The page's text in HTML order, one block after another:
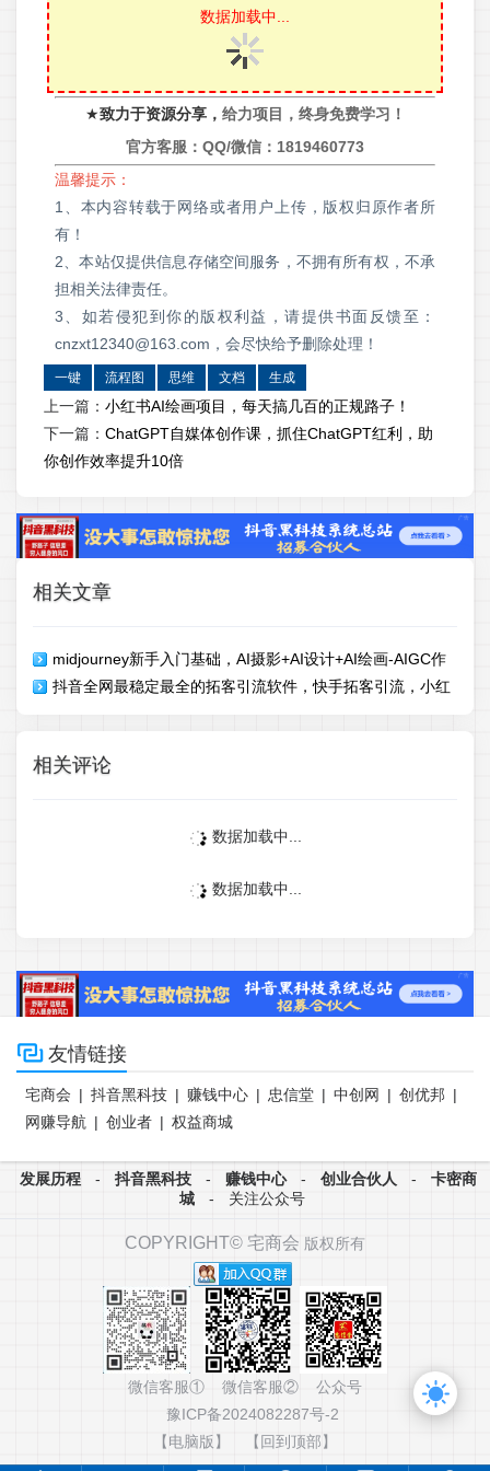
数据加载中...
★致力于资源分享， 给力项目，终身免费学习！
官方客服：QQ/微信： 1819460773
温馨提示：
1、本内容转载于网络或者用户上传，版权归原作者所
有！
2、本站仅提供信息存储空间服务，不拥有所有权，不承
担相关法律责任。
3、如若侵犯到你的版权利益，请提供书面反馈至：
cnzxt12340@163.com，会尽快给予删除处理！
一键 流程图 思维 文档 生成
上一篇： 小红书AI绘画项目，每天搞几百的正规路子！
下一篇： ChatGPT自媒体创作课，抓住ChatGPT红利，助
你创作效率提升10倍
相关文章
midjourney新手入门基础，AI摄影+AI设计+AI绘画-AIGC作
图（59节课时）
抖音全网最稳定最全的拓客引流软件，快手拓客引流，小红
书拓客引流
相关评论
数据加载中...
数据加载中...
 友情链接
宅商会 | 抖音黑科技 | 赚钱中心 | 忠信堂 | 中创网 | 创优邦 |
网赚导航 | 创业者 | 权益商城
发展历程 - 抖音黑科技 - 赚钱中心 - 创业合伙人 -
卡密商
城
- 关注公众号
COPYRIGHT© 宅商会 版权所有
微信客服① 微信客服② 公众号
豫ICP备2024082287号-2
【电脑版】
【回到顶部】